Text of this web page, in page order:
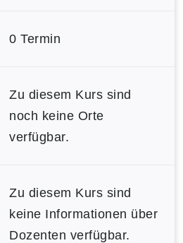
0 Termin
Zu diesem Kurs sind
noch keine Orte
verfügbar.
Zu diesem Kurs sind
keine Informationen über
Dozenten verfügbar.